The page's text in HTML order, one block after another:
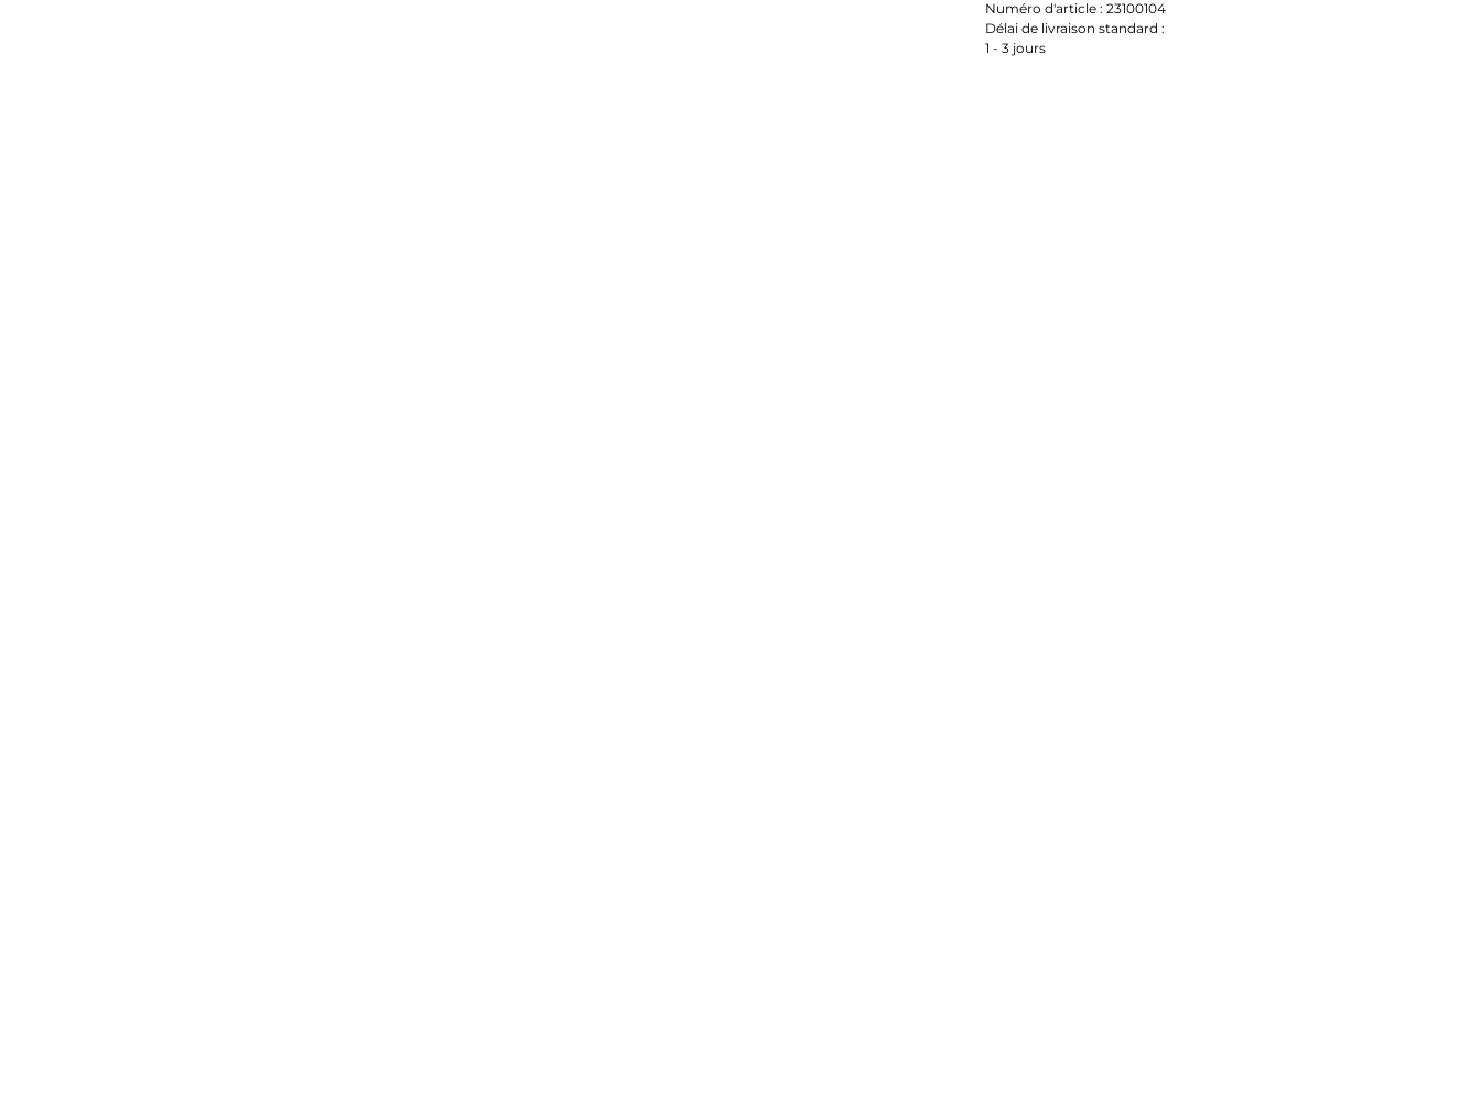
Numéro d'article : 23100104
Délai de livraison standard :
1 - 3 jours